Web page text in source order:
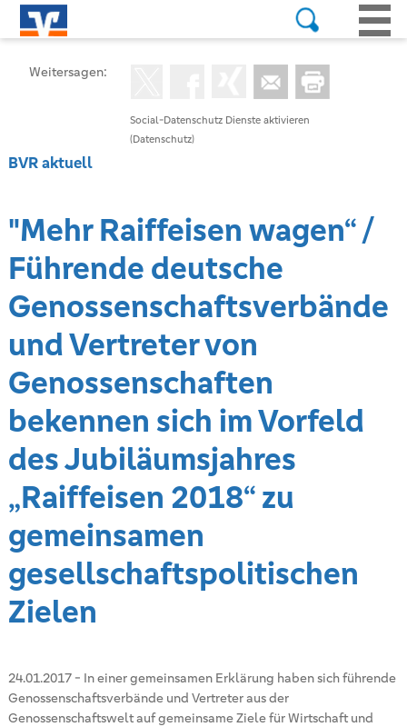
Social-Datenschutz Dienste aktivieren
(Datenschutz)
Weitersagen:
BVR aktuell
"Mehr Raiffeisen wagen“ /
Führende deutsche
Genossenschaftsverbände
und Vertreter von
Genossenschaften
bekennen sich im Vorfeld
des Jubiläumsjahres
„Raiffeisen 2018“ zu
gemeinsamen
gesellschaftspolitischen
Zielen
24.01.2017- In einer gemeinsamen Erklärung haben sich führende
Genossenschaftsverbände und Vertreter aus der
Genossenschaftswelt auf gemeinsame Ziele für Wirtschaft und